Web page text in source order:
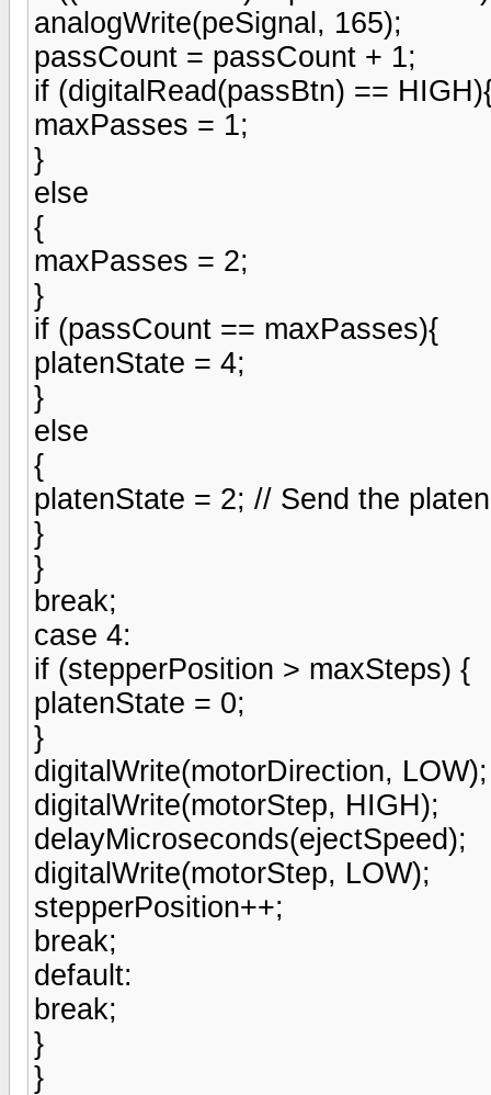
analogWrite(peSignal, 165);
passCount = passCount + 1;
if (digitalRead(passBtn) ==
maxPasses = 1;
}
else
{
maxPasses = 2;
}
if (passCount == maxPasses){
platenState = 4;
}
else
{
platenState = 2; // Send the
}
}
break;
case 4:
if (stepperPosition > maxSteps) {
platenState = 0;
}
digitalWrite(motorDirection, LOW);
digitalWrite(motorStep, HIGH);
delayMicroseconds(ejectSpeed);
digitalWrite(motorStep, LOW);
stepperPosition++;
break;
default:
break;
}
}